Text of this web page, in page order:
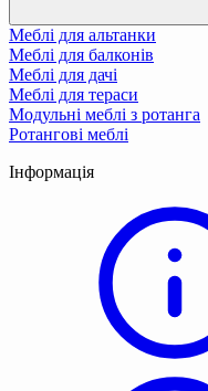
Меблі для альтанки
Меблі для балконів
Меблі для дачі
Меблі для тераси
Модульні меблі з ротанга
Ротангові меблі
Інформація